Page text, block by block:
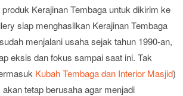
Kerajinan Tembaga untuk dikirim ke
siap menghasilkan Kerajinan Tembaga
menjalani usaha sejak tahun 1990-an,
eksis dan fokus sampai saat ini. Tak
Kubah Tembaga dan Interior Masjid)
tetap berusaha agar menjadi